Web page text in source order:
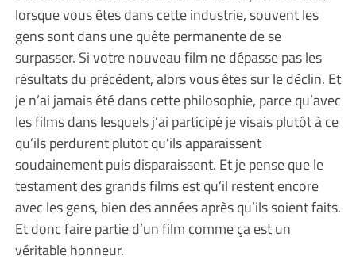
lorsque vous êtes dans cette industrie, souvent les
gens sont dans une quête permanente de se
surpasser. Si votre nouveau film ne dépasse pas les
résultats du précédent, alors vous êtes sur le déclin. Et
je n’ai jamais été dans cette philosophie, parce qu’avec
les films dans lesquels j’ai participé je visais plutôt à ce
qu’ils perdurent plutot qu’ils apparaissent
soudainement puis disparaissent. Et je pense que le
testament des grands films est qu’il restent encore
avec les gens, bien des années après qu’ils soient faits.
Et donc faire partie d’un film comme ça est un
véritable honneur.